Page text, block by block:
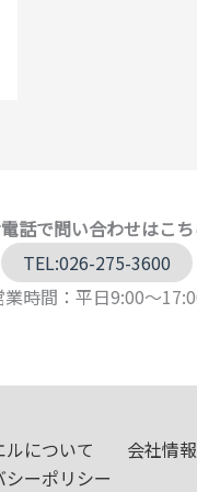
話で問い合わせはこち
TEL:026-275-3600
業時間：平日9:00～
ルについて 会社情報
シーポリシー